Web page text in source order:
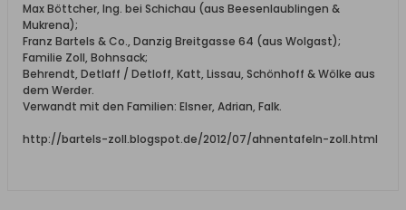
Max Böttcher, Ing. bei Schichau (aus Beesenlaublingen &
Mukrena);
Franz Bartels & Co., Danzig Breitgasse 64 (aus Wolgast);
Familie Zoll, Bohnsack;
Behrendt, Detlaff / Detloff, Katt, Lissau, Schönhoff & Wölke aus
dem Werder.
Verwandt mit den Familien: Elsner, Adrian, Falk.
http://bartels-zoll.blogspot.de/2012/07/ahnentafeln-zoll.html